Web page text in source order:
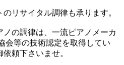
リサイタル調律も承ります。
の調律は、一流ピアノメーカ
会等の技術認定を取得してい
頼下さいませ。